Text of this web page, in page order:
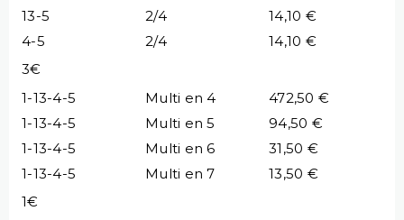
13-5
2/4
14,10 €
4-5
2/4
14,10 €
3€
1-13-4-5
Multi en 4
472,50 €
1-13-4-5
Multi en 5
94,50 €
1-13-4-5
Multi en 6
31,50 €
1-13-4-5
Multi en 7
13,50 €
1€